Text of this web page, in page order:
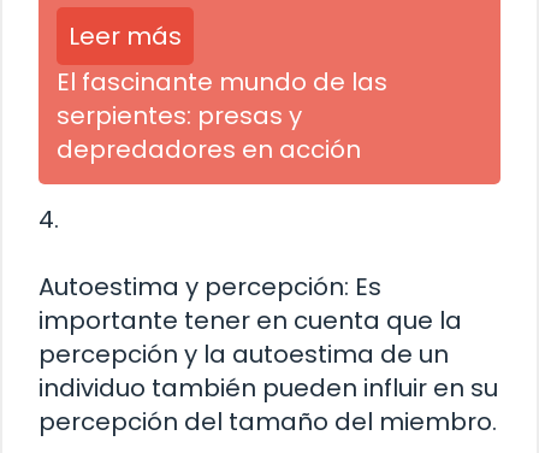
Leer más
El fascinante mundo de las
serpientes: presas y
depredadores en acción
4.
Autoestima y percepción: Es
importante tener en cuenta que la
percepción y la autoestima de un
individuo también pueden influir en su
percepción del tamaño del miembro.